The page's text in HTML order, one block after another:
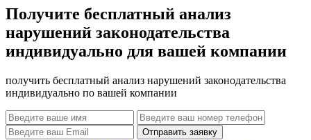
Получите бесплатный анализ
нарушений законодательства
индивидуально для вашей компании
получить бесплатный анализ нарушений законодательства
индивидуально по вашей компании
Отправить заявку